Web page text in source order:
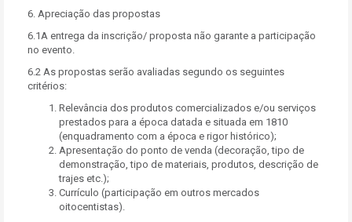
6. Apreciação das propostas
6.1A entrega da inscrição/ proposta não garante a participação
no evento.
6.2 As propostas serão avaliadas segundo os seguintes
critérios:
Relevância dos produtos comercializados e/ou serviços
prestados para a época datada e situada em 1810
(enquadramento com a época e rigor histórico);
Apresentação do ponto de venda (decoração, tipo de
demonstração, tipo de materiais, produtos, descrição de
trajes etc.);
Currículo (participação em outros mercados
oitocentistas).